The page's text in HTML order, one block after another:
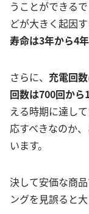
うことができる
どが大きく起因
寿命は3年から4年
さらに、 充電回
回数は700回から
える時期に達し
応すべきなのか
います。
決して安価な商
ングを見誤ると